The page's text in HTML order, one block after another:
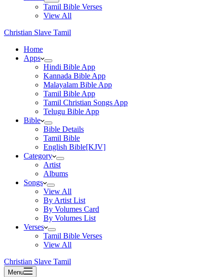
Tamil Bible Verses
View All
Christian Slave Tamil
Home
Apps
Hindi Bible App
Kannada Bible App
Malayalam Bible App
Tamil Bible App
Tamil Christian Songs App
Telugu Bible App
Bible
Bible Details
Tamil Bible
English Bible[KJV]
Category
Artist
Albums
Songs
View All
By Artist List
By Volumes Card
By Volumes List
Verses
Tamil Bible Verses
View All
Christian Slave Tamil
Menu